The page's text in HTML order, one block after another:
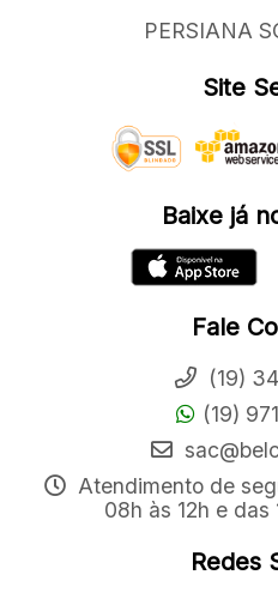
PERSIANA
Site
Baixe já
Fale
(19)
(19)
Atendimento de
08h às 12h e
Redes